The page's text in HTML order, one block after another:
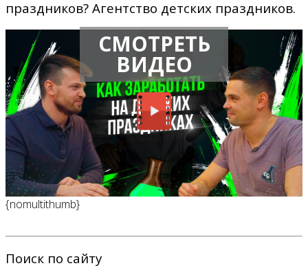
праздников? Агентство детских праздников.
СМОТРЕТЬ
ВИДЕО
{nomultithumb}
Поиск по сайту